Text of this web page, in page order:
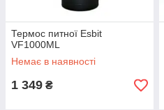
Термос питної Esbit
VF1000ML
Немає в наявності
1 349 ₴